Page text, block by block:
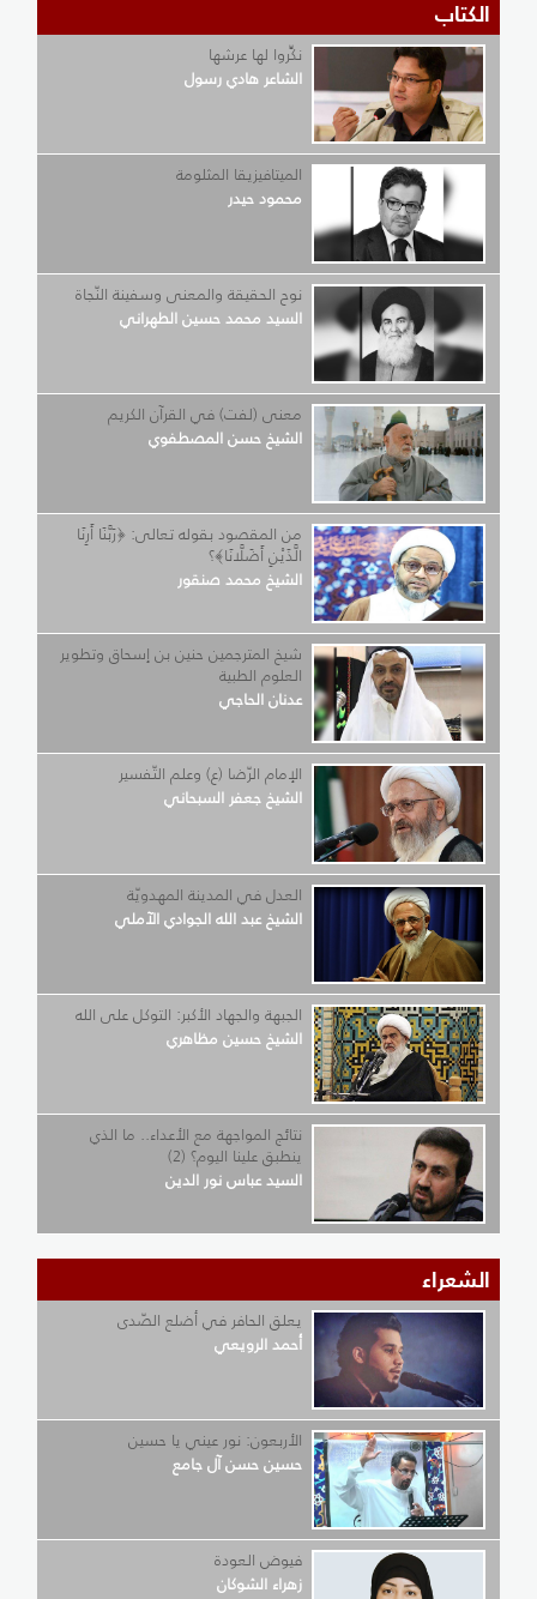
الكتاب
نكِّروا لها عرشها
الشاعر هادي رسول
الميتافيزيقا المثلومة
محمود حيدر
نوح الحقيقة والمعنى وسفينة النّجاة
السيد محمد حسين الطهراني
معنى (لفت) في القرآن الكريم
الشيخ حسن المصطفوي
من المقصود بقوله تعالى: ﴿رَبَّنَا أَرِنَا
الَّذَيْنِ أَضَلَّانَا﴾؟
الشيخ محمد صنقور
شيخ المترجمين حنين بن إسحاق وتطوير
العلوم الطبية
عدنان الحاجي
الإمام الرّضا (ع) وعلم التّفسير
الشيخ جعفر السبحاني
العدل في المدينة المهدويّة
الشيخ عبد الله الجوادي الآملي
الجبهة والجهاد الأكبر: التوكل على الله
الشيخ حسين مظاهري
نتائج المواجهة مع الأعداء.. ما الذي
ينطبق علينا اليوم؟ (2)
السيد عباس نور الدين
الشعراء
يعلق الحافر في أضلع الصّدى
أحمد الرويعي
الأربعون: نور عيني يا حسين
حسين حسن آل جامع
فيوض العودة
زهراء الشوكان